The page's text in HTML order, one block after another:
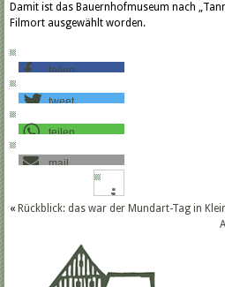
Damit ist das Bauernhofmuseum nach
Filmort ausgewählt worden.
teilen
tweet
teilen
mail
« Rückblick: das war der Mundart-Tag in